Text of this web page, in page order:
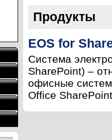
Продукты
EOS for
Система
SharePoint) –
офисные
Office